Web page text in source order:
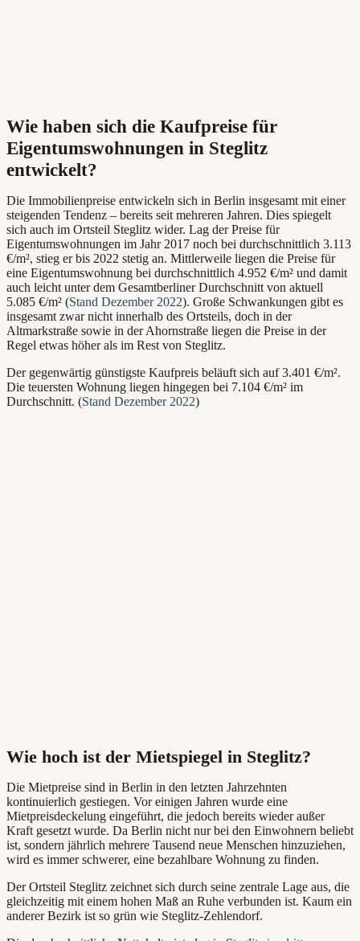
Wie haben sich die Kaufpreise für
Eigentumswohnungen in Steglitz
entwickelt?
Die Immobilienpreise entwickeln sich in Berlin insgesamt mit einer
steigenden Tendenz – bereits seit mehreren Jahren. Dies spiegelt
sich auch im Ortsteil Steglitz wider. Lag der Preise für
Eigentumswohnungen im Jahr 2017 noch bei durchschnittlich 3.113
€/m², stieg er bis 2022 stetig an. Mittlerweile liegen die Preise für
eine Eigentumswohnung bei durchschnittlich 4.952 €/m² und damit
auch leicht unter dem Gesamtberliner Durchschnitt von aktuell
5.085 €/m² (Stand Dezember 2022). Große Schwankungen gibt es
insgesamt zwar nicht innerhalb des Ortsteils, doch in der
Altmarkstraße sowie in der Ahornstraße liegen die Preise in der
Regel etwas höher als im Rest von Steglitz.
Der gegenwärtig günstigste Kaufpreis beläuft sich auf 3.401 €/m².
Die teuersten Wohnung liegen hingegen bei 7.104 €/m² im
Durchschnitt. (Stand Dezember 2022)
Wie hoch ist der Mietspiegel in Steglitz?
Die Mietpreise sind in Berlin in den letzten Jahrzehnten
kontinuierlich gestiegen. Vor einigen Jahren wurde eine
Mietpreisdeckelung eingeführt, die jedoch bereits wieder außer
Kraft gesetzt wurde. Da Berlin nicht nur bei den Einwohnern beliebt
ist, sondern jährlich mehrere Tausend neue Menschen hinzuziehen,
wird es immer schwerer, eine bezahlbare Wohnung zu finden.
Der Ortsteil Steglitz zeichnet sich durch seine zentrale Lage aus, die
gleichzeitig mit einem hohen Maß an Ruhe verbunden ist. Kaum ein
anderer Bezirk ist so grün wie Steglitz-Zehlendorf.